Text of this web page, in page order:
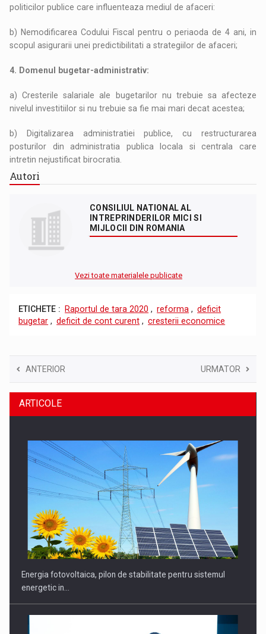
politicilor publice care influenteaza mediul de afaceri:
b) Nemodificarea Codului Fiscal pentru o periaoda de 4 ani, in
scopul asigurarii unei predictibilitati a strategiilor de afaceri;
4. Domenul bugetar-administrativ:
a) Cresterile salariale ale bugetarilor nu trebuie sa afecteze
nivelul investitiilor si nu trebuie sa fie mai mari decat acestea;
b) Digitalizarea administratiei publice, cu restructurarea
posturilor din administratia publica locala si centrala care
intretin nejustificat birocratia.
Autori
CONSILIUL NATIONAL AL
INTREPRINDERILOR MICI SI
MIJLOCII DIN ROMANIA
Vezi toate materialele publicate
ETICHETE : Raportul de tara 2020 , reforma , deficit
bugetar , deficit de cont curent , cresterii economice
ANTERIOR URMATOR
ARTICOLE
Energia fotovoltaica, pilon de stabilitate pentru sistemul
energetic in…